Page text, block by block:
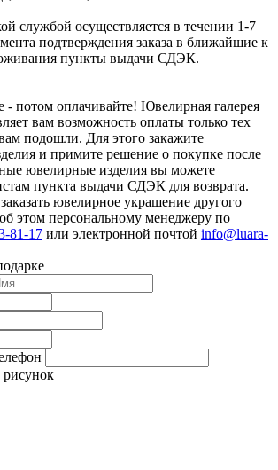
службой осуществляется в течении 1-7
подтверждения заказа в ближайшие к
пункты выдачи СДЭК.
- потом оплачивайте! Ювелирная галерея
вам возможность оплаты только тех
подошли. Для этого закажите
и примите решение о покупке после
ювелирные изделия вы можете
пункта выдачи СДЭК для возврата.
ювелирное украшение другого
этом персональному менеджеру по
81-17 или электронной почтой info@luara-